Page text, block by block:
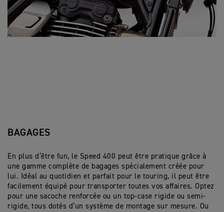
BAGAGES
En plus d’être fun, le Speed 400 peut être pratique grâce à
une gamme complète de bagages spécialement créée pour
lui. Idéal au quotidien et parfait pour le touring, il peut être
facilement équipé pour transporter toutes vos affaires. Optez
pour une sacoche renforcée ou un top-case rigide ou semi-
rigide, tous dotés d’un système de montage sur mesure. Ou